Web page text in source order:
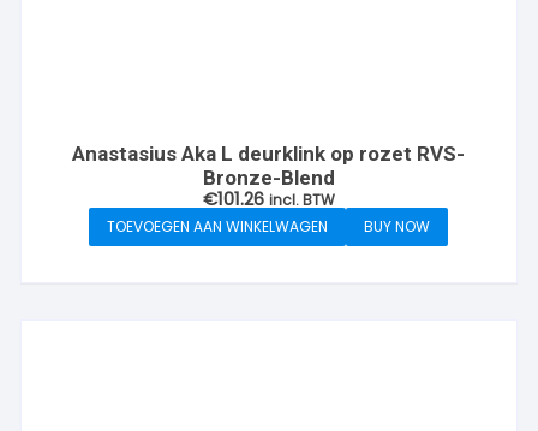
Anastasius Aka L deurklink op rozet RVS-
Bronze-Blend
€101.26 incl. BTW
TOEVOEGEN AAN WINKELWAGEN
BUY NOW